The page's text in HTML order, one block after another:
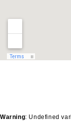
Warning: Undefined